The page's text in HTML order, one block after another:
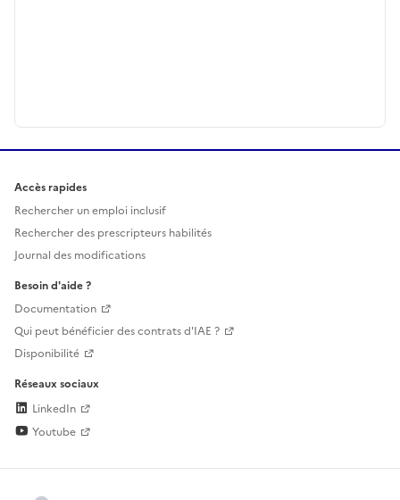
Accès rapides
Rechercher un emploi inclusif
Rechercher des prescripteurs habilités
Journal des modifications
Besoin d'aide ?
Documentation
Qui peut bénéficier des contrats d'IAE ?
Disponibilité
Réseaux sociaux
LinkedIn
Youtube